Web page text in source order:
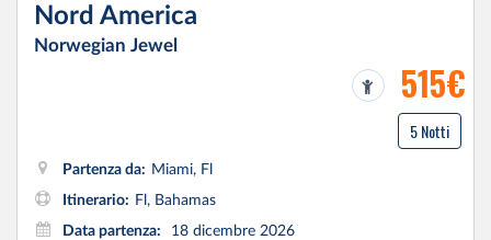
Nord America
Norwegian Jewel
515€
5 Notti
Partenza da: Miami, Fl
Itinerario: Fl, Bahamas
Data partenza:
18 dicembre 2026